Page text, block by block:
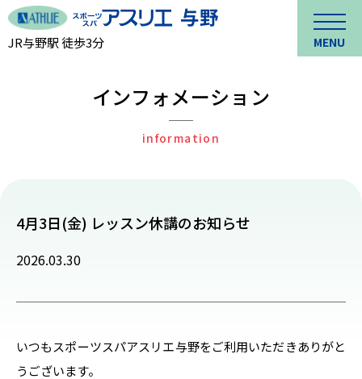
JR与野駅 徒歩3分 MENU
インフォメーション
information
4月3日(金) レッスン休講のお知らせ
2026.03.30
いつもスポーツスパアスリエ与野をご利用いただきありがと
うございます。